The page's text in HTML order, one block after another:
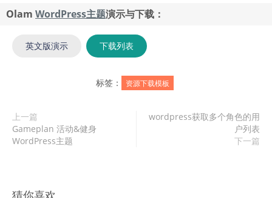
Olam WordPress主题演示与下载：
英文版演示 下载列表
标签： 资源下载模板
上一篇
Gameplan 活动&健身
WordPress主题
wordpress获取多个角色的用
户列表
下一篇